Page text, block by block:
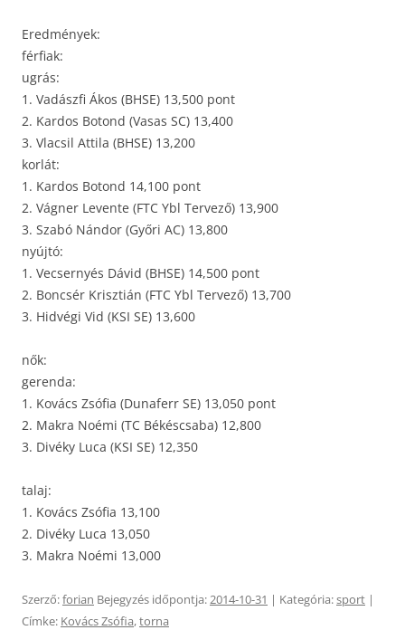
Eredmények:
férfiak:
ugrás:
1. Vadászfi Ákos (BHSE) 13,500 pont
2. Kardos Botond (Vasas SC) 13,400
3. Vlacsil Attila (BHSE) 13,200
korlát:
1. Kardos Botond 14,100 pont
2. Vágner Levente (FTC Ybl Tervező) 13,900
3. Szabó Nándor (Győri AC) 13,800
nyújtó:
1. Vecsernyés Dávid (BHSE) 14,500 pont
2. Boncsér Krisztián (FTC Ybl Tervező) 13,700
3. Hidvégi Vid (KSI SE) 13,600
nők:
gerenda:
1. Kovács Zsófia (Dunaferr SE) 13,050 pont
2. Makra Noémi (TC Békéscsaba) 12,800
3. Divéky Luca (KSI SE) 12,350
talaj:
1. Kovács Zsófia 13,100
2. Divéky Luca 13,050
3. Makra Noémi 13,000
Szerző:forian Bejegyzés időpontja:2014-10-31 | Kategória:sport |
Címke: Kovács Zsófia,torna